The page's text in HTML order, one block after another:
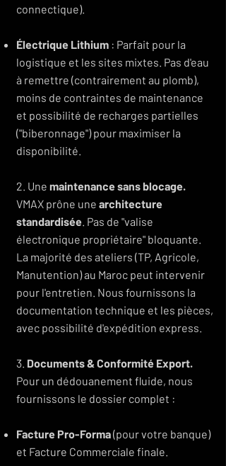
connectique).
Électrique Lithium: Parfait pour la
logistique et les sites mixtes. Pas d'eau
à remettre (contrairement au plomb),
moins de contraintes de maintenance
et possibilité de recharges partielles
("biberonnage") pour maximiser la
disponibilité.
2. Une maintenance sans blocage.
VMAX prône une architecture
standardisée. Pas de "valise
électronique propriétaire" bloquante.
La majorité des ateliers (TP, Agricole,
Manutention) au Maroc peut intervenir
pour l'entretien. Nous fournissons la
documentation technique et les pièces,
avec possibilité d'expédition express.
3. Documents & Conformité Export.
Pour un dédouanement fluide, nous
fournissons le dossier complet :
Facture Pro-Forma(pour votre banque)
et Facture Commerciale finale.